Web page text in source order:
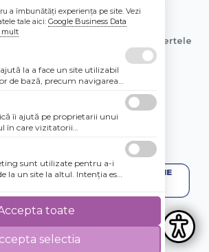
Bebe Nou Online Store SRL
exprimate in lei si includ tva. Ofertele
stocului disponibil.
4.8 / 5 ★★★★★
a îmbunătăți experiența pe site. Vezi
tale aici: Google Business Data
mult
la a face un site utilizabil
de bază, precum navigarea
corespunzător fără aceste
îi ajută pe proprietarii unui
în care vizitatorii
în mod anonim.
sunt utilizate pentru a-i
la un site la altul. Intenţia este
ele sunt mai valoroase
şi părţile terţe care se
selectia
toate